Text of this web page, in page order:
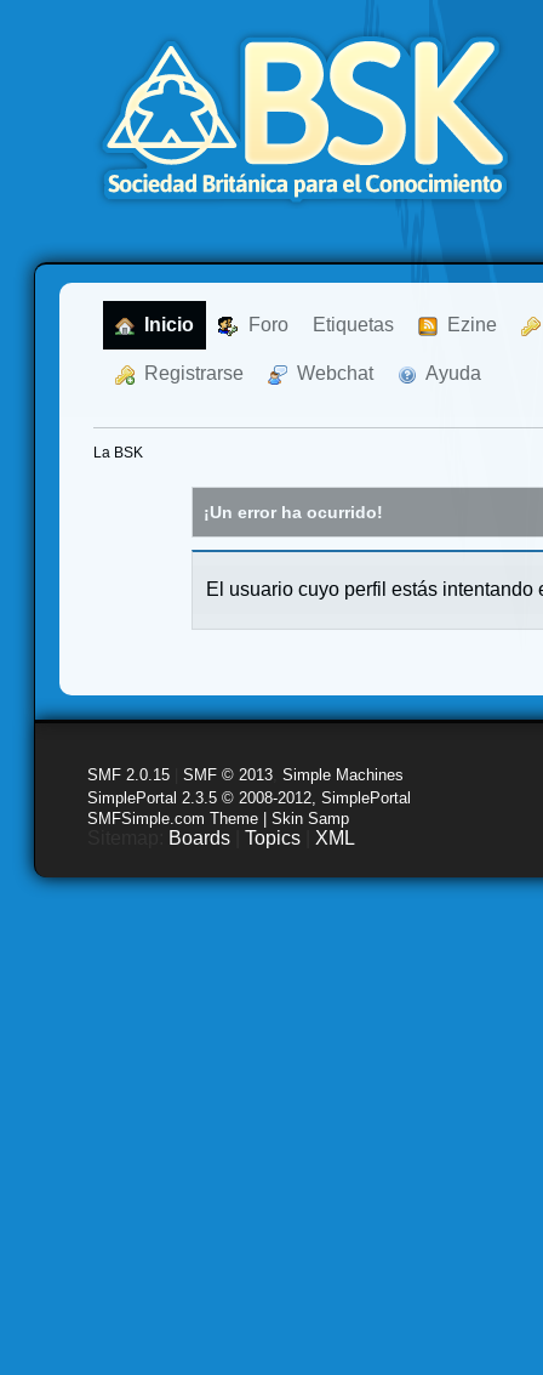
Inicio Foro Etiquetas Ezine
Registrarse Webchat Ayuda
La BSK
¡Un error ha ocurrido!
El usuario cuyo perfil estás intentando
SMF 2.0.15 SMF © 2013 Simple Machines
SimplePortal 2.3.5 © 2008-2012, SimplePortal
SMFSimple.com Theme | Skin Samp
Boards Topics XML